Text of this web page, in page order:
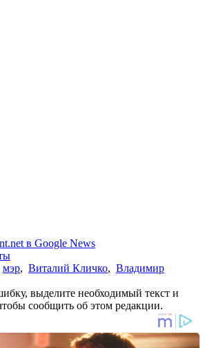
в Google News
мэр, Виталий Кличко, Владимир
выделите необходимый текст и
сообщить об этом редакции.